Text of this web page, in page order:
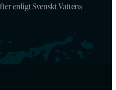
enligt Svenskt Vattens